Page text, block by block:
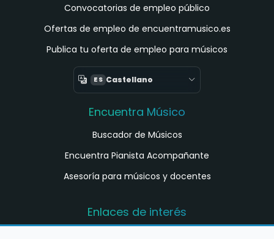
Convocatorias de empleo público
Ofertas de empleo de encuentramusico.es
Publica tu oferta de empleo para músicos
ES Castellano
Encuentra Músico
Buscador de Músicos
Encuentra Pianista Acompañante
Asesoría para músicos y docentes
Enlaces de interés